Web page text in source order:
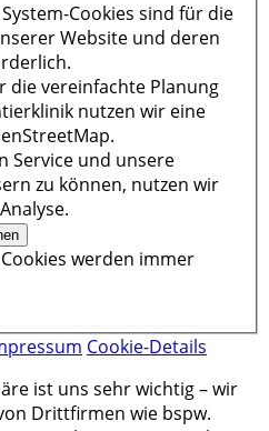
Cookies sind für die
Website und deren
die vereinfachte Planung
nutzen wir eine
Service und unsere
zu können, nutzen wir
werden immer
Cookie-Details
ist uns sehr wichtig – wir
Drittfirmen wie bspw.